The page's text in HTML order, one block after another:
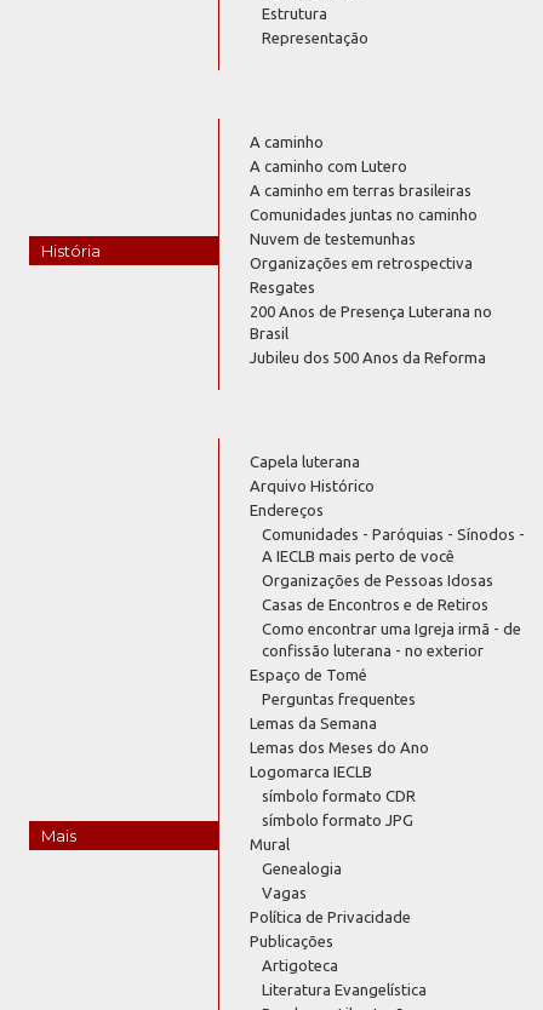
Estrutura
Representação
História
A caminho
A caminho com Lutero
A caminho em terras brasileiras
Comunidades juntas no caminho
Nuvem de testemunhas
Organizações em retrospectiva
Resgates
200 Anos de Presença Luterana no
Brasil
Jubileu dos 500 Anos da Reforma
Mais
Capela luterana
Arquivo Histórico
Endereços
Comunidades - Paróquias - Sínodos -
A IECLB mais perto de você
Organizações de Pessoas Idosas
Casas de Encontros e de Retiros
Como encontrar uma Igreja irmã - de
confissão luterana - no exterior
Espaço de Tomé
Perguntas frequentes
Lemas da Semana
Lemas dos Meses do Ano
Logomarca IECLB
símbolo formato CDR
símbolo formato JPG
Mural
Genealogia
Vagas
Política de Privacidade
Publicações
Artigoteca
Literatura Evangelística